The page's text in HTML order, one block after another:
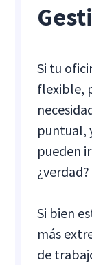
Si tu
flexible,
puntual,
pueden
¿verdad?
Si bien
más
de